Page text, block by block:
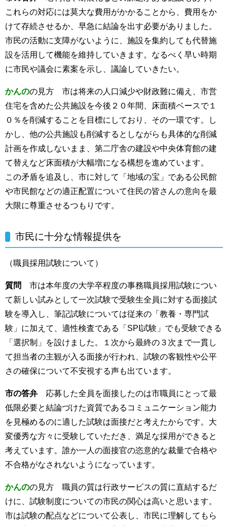
これらの対応には莫大な費用がかかることから、費用をか
けて存続させるか、早急に結論を出す必要がありました。
市民の活動に支障がないように、施設を集約しても代替施
設を活用して機能を維持していきます。なるべく早い時期
に市民や議会に素案を示し、議論していきたい。
かんのの見方 市は将来の人口減少や財政難に備え、市営
住宅を含めた公共施設を今後２０年間、床面積ベースで１
０％を削減することを目標にしており、その一環です。し
かし、他の公共施設も削減するとしながらも具体的な削減
計画を作成しないまま、第二庁舎の建設や中央体育館の建
て替えなど床面積が大幅増になる構想を進めています。
この矛盾を追及し、市に対して「地域の宝」である公民館
や市民館などの適正配置について住民の皆さんの意向を最
大限に尊重させるつもりです。
市民に十分な情報提供を
（職員採用試験について）
質問
市は本年度の大学卒程度の事務職員採用試験につい
て新しい試みとして一次試験で受験生全員に対する面接試
験を導入し、筆記試験については従来の「教養・専門試
験」に加えて、適性検査である「SPI試験」でも受験できる
「選択制」を設けました。１次から最終の３次まで一貫し
て担当者の主観が入る面接が行われ、試験の客観性や公平
さの確保について不安視する声も出ています。
市の答弁 応募した全員を面接したのは市職員にとって最
低限必要と結論づけた資質であるコミュニケーション能力
を見極めるのに適した試験は面接だと考えたからです。大
変優秀な方々に受験していただき、満足な採用ができると
考えています。誰か一人の面接官の恣意的な裁量で合格や
不合格がなされないようになっています。
かんのの見方 職員の質は行政サービスの質に直結するだ
けに、試験制度についての市民の関心は高いと思います。
市は試験の配点などについて公表し、市民に理解してもら